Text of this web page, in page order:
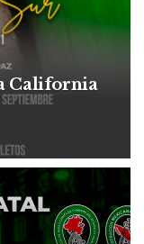
California